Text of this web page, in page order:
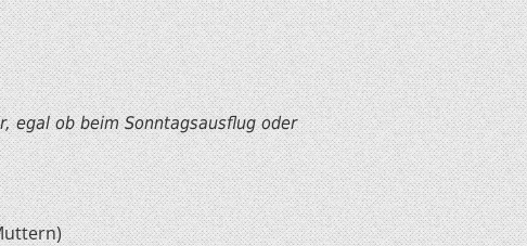
egal ob beim Sonntagsausflug oder